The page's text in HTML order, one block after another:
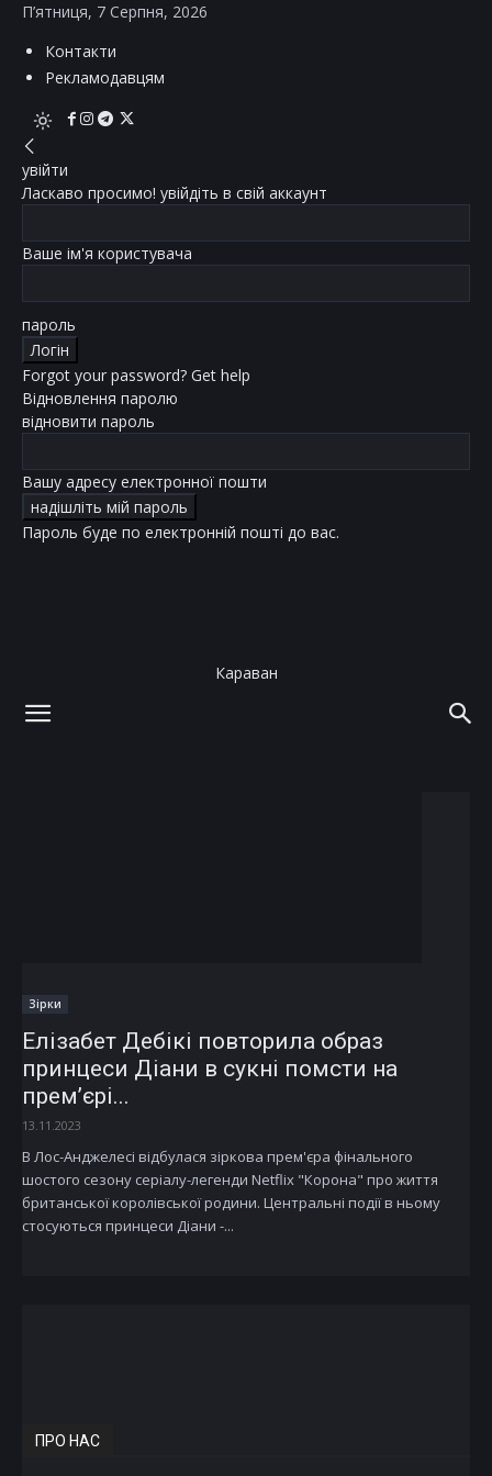
П’ятниця, 7 Серпня, 2026
Контакти
Рекламодавцям
увійти
Ласкаво просимо! увійдіть в свій аккаунт
Ваше ім'я користувача
пароль
Forgot your password? Get help
Відновлення паролю
відновити пароль
Вашу адресу електронної пошти
Пароль буде по електронній пошті до вас.
Караван
Зірки
Елізабет Дебікі повторила образ
принцеси Діани в сукні помсти на
прем’єрі...
13.11.2023
В Лос-Анджелесі відбулася зіркова прем'єра фінального
шостого сезону серіалу-легенди Netflix "Корона" про життя
британської королівської родини. Центральні події в ньому
стосуються принцеси Діани -...
ПРО НАС